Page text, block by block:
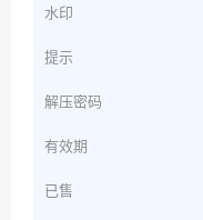
水印
提示
解压密码
有效期
已售